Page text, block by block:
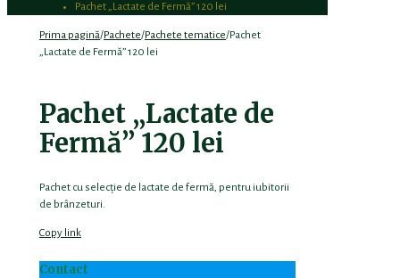
Pachet „Lactate de Fermă” 120 lei
Prima pagină/Pachete/Pachete tematice/Pachet
„Lactate de Fermă” 120 lei
Pachet „Lactate de
Fermă” 120 lei
Pachet cu selecție de lactate de fermă, pentru iubitorii
de brânzeturi.
Copy link
Contact